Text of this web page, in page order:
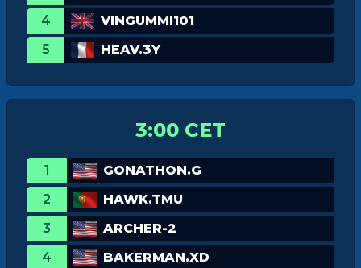
4
VINGUMMI101
5
HEAV.3Y
3:00 CET
1
GONATHON.G
2
HAWK.TMU
3
ARCHER-2
4
BAKERMAN.XD